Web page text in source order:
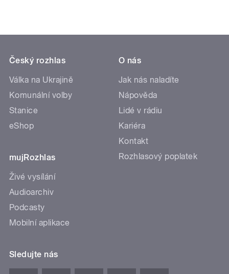
Český rozhlas
Válka na Ukrajině
Komunální volby
Stanice
eShop
mujRozhlas
Živé vysílání
Audioarchiv
Podcasty
Mobilní aplikace
O nás
Jak nás naladíte
Nápověda
Lidé v rádiu
Kariéra
Kontakt
Rozhlasový poplatek
Sledujte nás